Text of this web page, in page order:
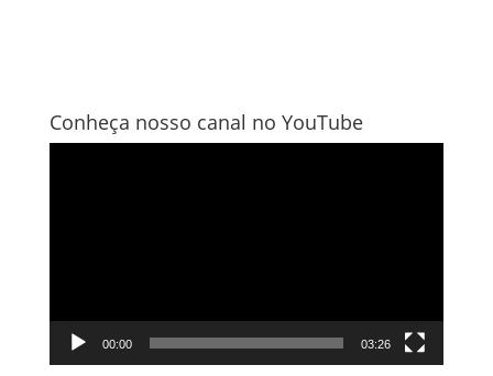
Conheça nosso canal no YouTube
00:00 03:26